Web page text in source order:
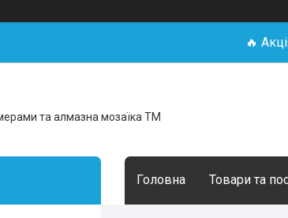
🔥
та алмазна мозаїка ТМ
Головна Товари та